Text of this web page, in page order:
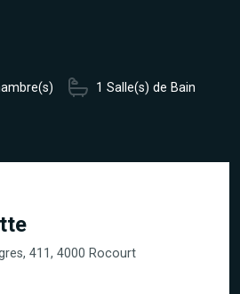
1 Salle(s) de Bain
411, 4000 Rocourt